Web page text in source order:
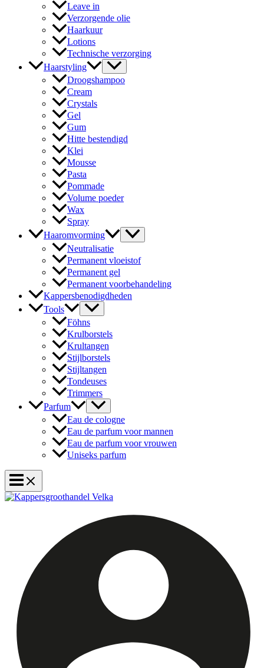
Leave in
Verzorgende olie
Haarkuur
Lotions
Technische verzorging
Haarstyling
Droogshampoo
Cream
Crystals
Gel
Gum
Hitte bestendigd
Klei
Mousse
Pasta
Pommade
Volume poeder
Wax
Spray
Haaromvorming
Neutralisatie
Permanent vloeistof
Permanent gel
Permanent voorbehandeling
Kappersbenodigdheden
Tools
Föhns
Krulborstels
Krultangen
Stijlborstels
Stijltangen
Tondeuses
Trimmers
Parfum
Eau de cologne
Eau de parfum voor mannen
Eau de parfum voor vrouwen
Uniseks parfum